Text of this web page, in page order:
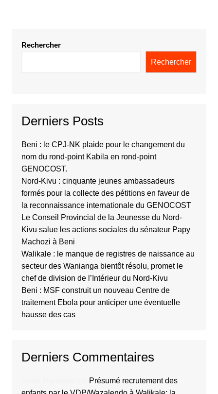
Rechercher
Rechercher
Derniers Posts
Beni : le CPJ-NK plaide pour le changement du
nom du rond-point Kabila en rond-point
GENOCOST.
Nord-Kivu : cinquante jeunes ambassadeurs
formés pour la collecte des pétitions en faveur de
la reconnaissance internationale du GENOCOST
Le Conseil Provincial de la Jeunesse du Nord-
Kivu salue les actions sociales du sénateur Papy
Machozi à Beni
Walikale : le manque de registres de naissance au
secteur des Wanianga bientôt résolu, promet le
chef de division de l’Intérieur du Nord-Kivu
Beni : MSF construit un nouveau Centre de
traitement Ebola pour anticiper une éventuelle
hausse des cas
Derniers Commentaires
Présumé recrutement des